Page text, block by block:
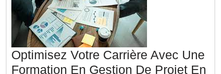
Optimisez Votre Carrière Avec Une
Formation En Gestion De Projet En